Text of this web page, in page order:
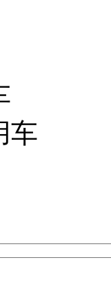
车